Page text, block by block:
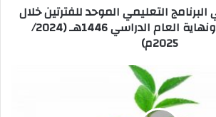
التعليمي الموحد للفترتين خلال
إجازتي منتصف ونهاية العام الدراسي 1446هـ (2024/
2025م)